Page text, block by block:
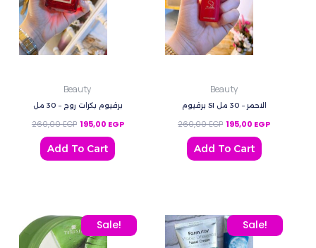
Beauty
برفيوم بكرات روج – 30 مل
260,00EGP 195,00 EGP
Add To Cart
Beauty
برفيوم SI الاحمر – 30 مل
260,00EGP 195,00 EGP
Add To Cart
Sale!
Original price was: 240,00 EGP.
Current price is: 195,00 EGP. Sale!
Original price was:
Current